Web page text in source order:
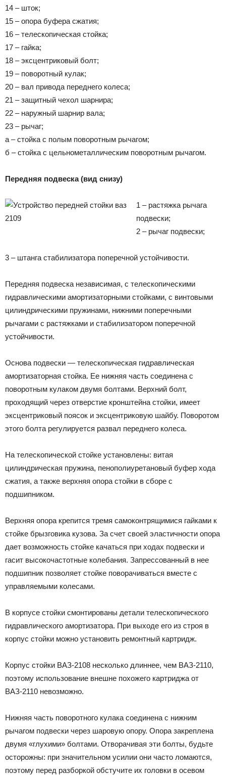
14 – шток;
15 – опора буфера сжатия;
16 – телескопическая стойка;
17 – гайка;
18 – эксцентриковый болт;
19 – поворотный кулак;
20 – вал привода переднего колеса;
21 – защитный чехол шарнира;
22 – наружный шарнир вала;
23 – рычаг;
а – стойка с полым поворотным рычагом;
б – стойка с цельнометаллическим поворотным рычагом.
Передняя подвеска (вид снизу)
1 – растяжка рычага
подвески;
2 – рычаг подвески;
3 – штанга стабилизатора поперечной устойчивости.
Передняя подвеска независимая, с телескопическими
гидравлическими амортизаторными стойками, с винтовыми
цилиндрическими пружинами, нижними поперечными
рычагами с растяжками и стабилизатором поперечной
устойчивости.
Основа подвески — телескопическая гидравлическая
амортизаторная стойка. Ее нижняя часть соединена с
поворотным кулаком двумя болтами. Верхний болт,
проходящий через отверстие кронштейна стойки, имеет
эксцентриковый поясок и эксцентриковую шайбу. Поворотом
этого болта регулируется развал переднего колеса.
На телескопической стойке установлены: витая
цилиндрическая пружина, пенополиуретановый буфер хода
сжатия, а также верхняя опора стойки в сборе с
подшипником.
Верхняя опора крепится тремя самоконтрящимися гайками к
стойке брызговика кузова. За счет своей эластичности опора
дает возможность стойке качаться при ходах подвески и
гасит высокочастотные колебания. Запрессованный в нее
подшипник позволяет стойке поворачиваться вместе с
управляемыми колесами.
В корпусе стойки смонтированы детали телескопического
гидравлического амортизатора. При выходе его из строя в
корпус стойки можно установить ремонтный картридж.
Корпус стойки ВАЗ-2108 несколько длиннее, чем ВАЗ-2110,
поэтому использование внешне похожего картриджа от
ВАЗ-2110 невозможно.
Нижняя часть поворотного кулака соединена с нижним
рычагом подвески через шаровую опору. Опора закреплена
двумя «глухими» болтами. Отворачивая эти болты, будьте
осторожны: при значительном усилии они часто ломаются,
поэтому перед разборкой обстучите их головки в осевом